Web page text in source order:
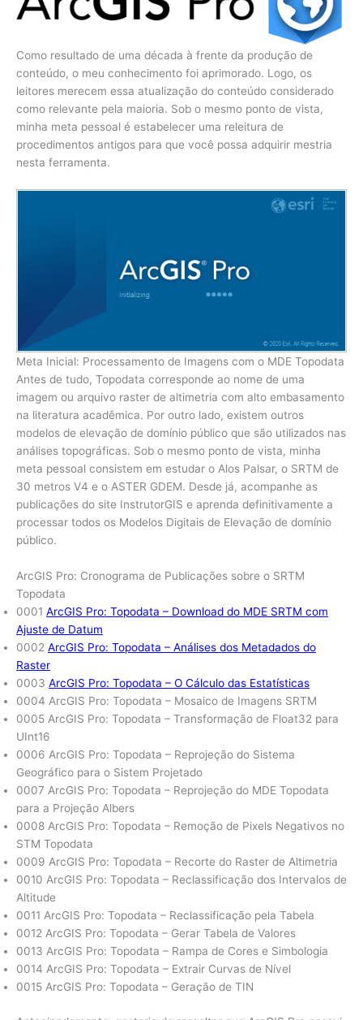
Como resultado de uma década à frente da produção de
conteúdo, o meu conhecimento foi aprimorado. Logo, os
leitores merecem essa atualização do conteúdo considerado
como relevante pela maioria. Sob o mesmo ponto de vista,
minha meta pessoal é estabelecer uma releitura de
procedimentos antigos para que você possa adquirir mestria
nesta ferramenta.
Meta Inicial: Processamento de Imagens com o MDE Topodata
Antes de tudo, Topodata corresponde ao nome de uma
imagem ou arquivo raster de altimetria com alto embasamento
na literatura acadêmica. Por outro lado, existem outros
modelos de elevação de domínio público que são utilizados nas
análises topográficas. Sob o mesmo ponto de vista, minha
meta pessoal consistem em estudar o Alos Palsar, o SRTM de
30 metros V4 e o ASTER GDEM. Desde já, acompanhe as
publicações do site InstrutorGIS e aprenda definitivamente a
processar todos os Modelos Digitais de Elevação de domínio
público.
ArcGIS Pro: Cronograma de Publicações sobre o SRTM
Topodata
0001 ArcGIS Pro: Topodata – Download do MDE SRTM com
Ajuste de Datum
0002 ArcGIS Pro: Topodata – Análises dos Metadados do
Raster
0003 ArcGIS Pro: Topodata – O Cálculo das Estatísticas
0004 ArcGIS Pro: Topodata – Mosaico de Imagens SRTM
0005 ArcGIS Pro: Topodata – Transformação de Float32 para
UInt16
0006 ArcGIS Pro: Topodata – Reprojeção do Sistema
Geográfico para o Sistem Projetado
0007 ArcGIS Pro: Topodata – Reprojeção do MDE Topodata
para a Projeção Albers
0008 ArcGIS Pro: Topodata – Remoção de Pixels Negativos no
STM Topodata
0009 ArcGIS Pro: Topodata – Recorte do Raster de Altimetria
0010 ArcGIS Pro: Topodata – Reclassificação dos Intervalos de
Altitude
0011 ArcGIS Pro: Topodata – Reclassificação pela Tabela
0012 ArcGIS Pro: Topodata – Gerar Tabela de Valores
0013 ArcGIS Pro: Topodata – Rampa de Cores e Simbologia
0014 ArcGIS Pro: Topodata – Extrair Curvas de Nível
0015 ArcGIS Pro: Topodata – Geração de TIN